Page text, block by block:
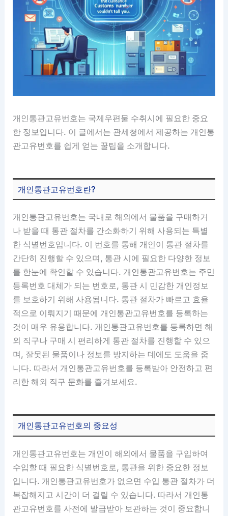
개인통관고유번호는 국제우편물 수취시에 필요한 중요
한 정보입니다. 이 글에서는 관세청에서 제공하는 개인통
관고유번호를 쉽게 얻는 꿀팁을 소개합니다.
개인통관고유번호란?
개인통관고유번호는 국내로 해외에서 물품을 구매하거
나 받을 때 통관 절차를 간소화하기 위해 사용되는 특별
한 식별번호입니다. 이 번호를 통해 개인이 통관 절차를
간단히 진행할 수 있으며, 통관 시에 필요한 다양한 정보
를 한눈에 확인할 수 있습니다. 개인통관고유번호는 주민
등록번호 대체가 되는 번호로, 통관 시 민감한 개인정보
를 보호하기 위해 사용됩니다. 통관 절차가 빠르고 효율
적으로 이뤄지기 때문에 개인통관고유번호를 등록하는
것이 매우 유용합니다. 개인통관고유번호를 등록하면 해
외 직구나 구매 시 편리하게 통관 절차를 진행할 수 있으
며, 잘못된 물품이나 정보를 방지하는 데에도 도움을 줍
니다. 따라서 개인통관고유번호를 등록받아 안전하고 편
리한 해외 직구 문화를 즐겨보세요.
개인통관고유번호의 중요성
개인통관고유번호는 개인이 해외에서 물품을 구입하여
수입할 때 필요한 식별번호로, 통관을 위한 중요한 정보
입니다. 개인통관고유번호가 없으면 수입 통관 절차가 더
복잡해지고 시간이 더 걸릴 수 있습니다. 따라서 개인통
관고유번호를 사전에 발급받아 보관하는 것이 중요합니